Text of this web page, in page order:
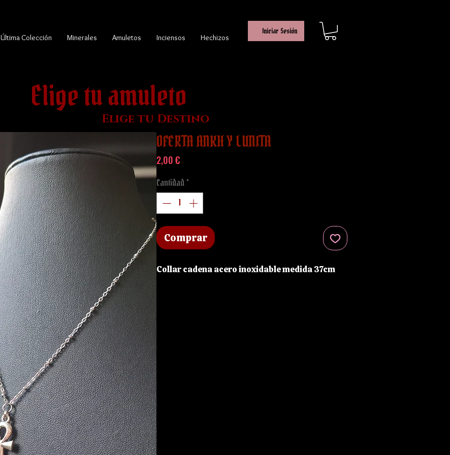
Última Colección Minerales Amuletos Inciensos Hechizos
Iniciar Sesión
Elige tu amuleto
Elige tu Destino
OFERTA ANKH Y LUNITA
2,00 €
Cantidad*
Comprar
Collar cadena acero inoxidable medida 37cm